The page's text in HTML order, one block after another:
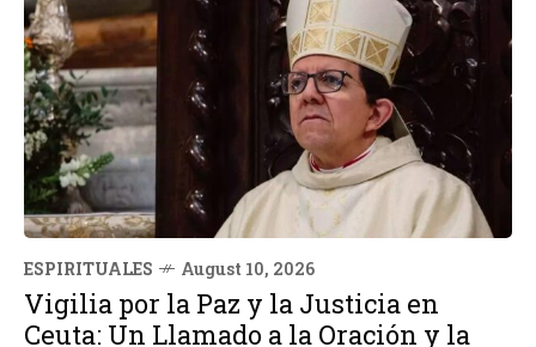
ESPIRITUALES August 10, 2026
Vigilia por la Paz y la Justicia en
Ceuta: Un Llamado a la Oración y la